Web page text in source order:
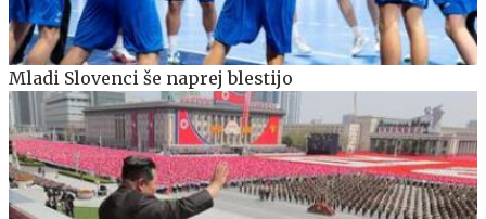
Mladi Slovenci še naprej blestijo